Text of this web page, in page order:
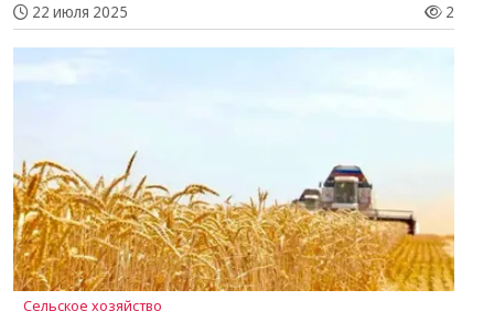
22 июля 2025 2
Сельское хозяйство